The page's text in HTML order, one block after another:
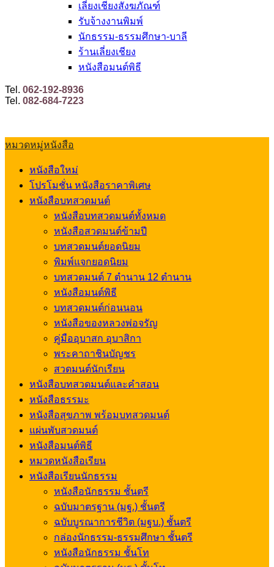
เลี่ยงเชียงสังฆภัณฑ์
รับจ้างงานพิมพ์
นักธรรม-ธรรมศึกษา-บาลี
ร้านเลี่ยงเชียง
หนังสือมนต์พิธี
Tel. 062-192-8936
Tel. 082-684-7223
หมวดหมู่หนังสือ
หนังสือใหม่
โปรโมชั่น หนังสือราคาพิเศษ
หนังสือบทสวดมนต์
หนังสือบทสวดมนต์ทั้งหมด
หนังสือสวดมนต์ข้ามปี
บทสวดมนต์ยอดนิยม
พิมพ์แจกยอดนิยม
บทสวดมนต์ 7 ตำนาน 12 ตำนาน
หนังสือมนต์พิธี
บทสวดมนต์ก่อนนอน
หนังสือของหลวงพ่อจรัญ
คู่มืออุบาสก อุบาสิกา
พระคาถาชินบัญชร
สวดมนต์นักเรียน
หนังสือบทสวดมนต์และคำสอน
หนังสือธรรมะ
หนังสือสุขภาพ พร้อมบทสวดมนต์
แผ่นพับสวดมนต์
หนังสือมนต์พิธี
หมวดหนังสือเรียน
หนังสือเรียนนักธรรม
หนังสือนักธรรม ชั้นตรี
ฉบับมาตรฐาน (มฐ.) ชั้นตรี
ฉบับบูรณาการชีวิต (มฐบ.) ชั้นตรี
กล่องนักธรรม-ธรรมศึกษา ชั้นตรี
หนังสือนักธรรม ชั้นโท